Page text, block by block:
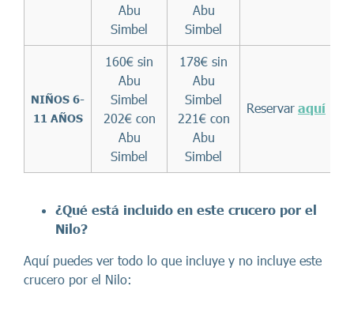
Abu
Simbel
Abu
Simbel
NIÑOS 6-
11 AÑOS
160€ sin
Abu
Simbel
202€ con
Abu
Simbel
178€ sin
Abu
Simbel
221€ con
Abu
Simbel
Reservar aquí
¿Qué está incluido en este crucero por el
Nilo?
Aquí puedes ver todo lo que incluye y no incluye este
crucero por el Nilo: